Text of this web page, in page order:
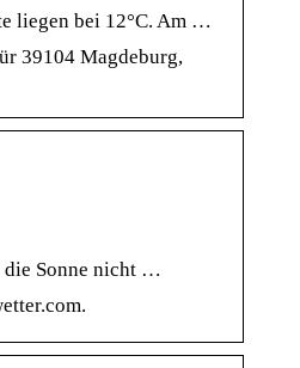
liegen bei 12°C. Am …
39104 Magdeburg,
die Sonne nicht …